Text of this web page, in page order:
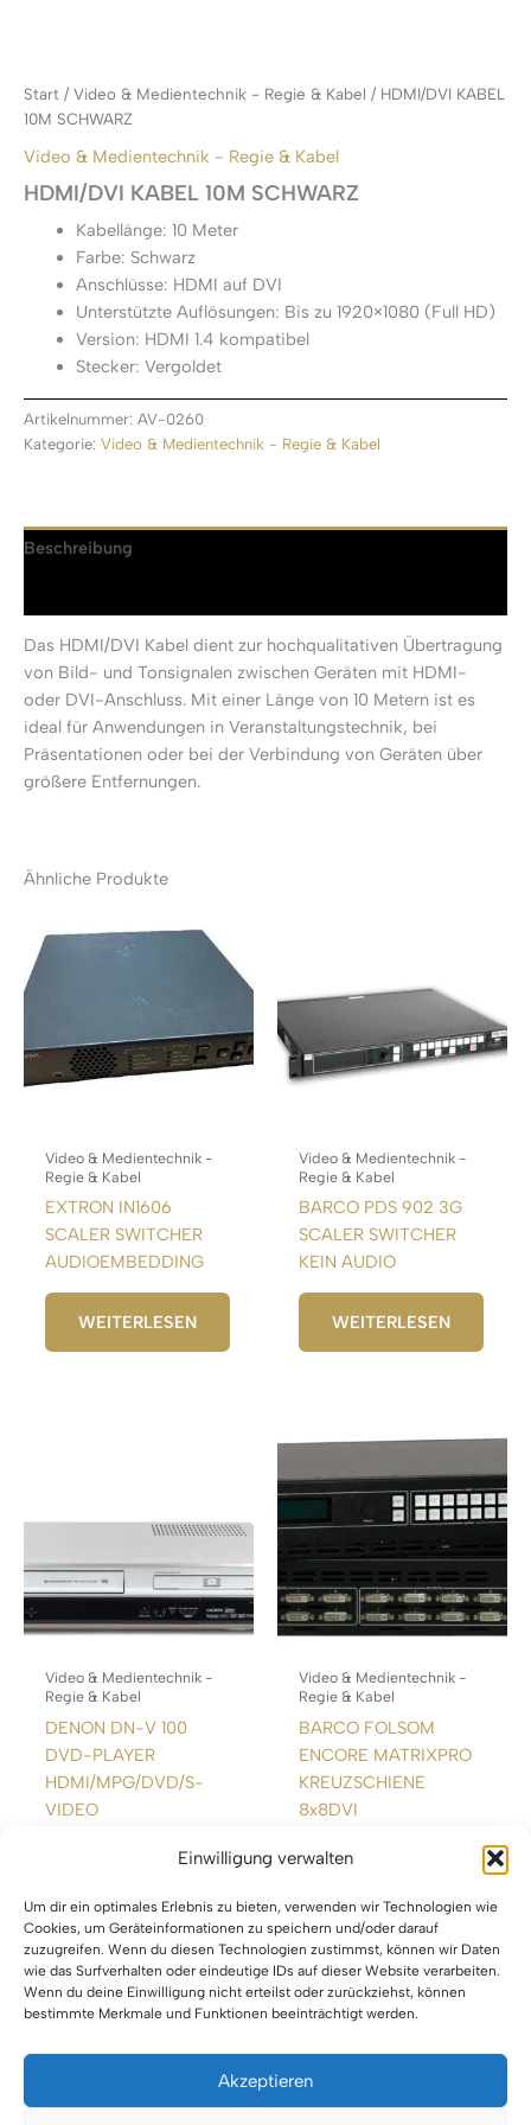
Einwilligung verwalten
Um dir ein optimales Erlebnis zu bieten, verwenden wir Technologien wie
Cookies, um Geräteinformationen zu speichern und/oder darauf
zuzugreifen. Wenn du diesen Technologien zustimmst, können wir Daten
wie das Surfverhalten oder eindeutige IDs auf dieser Website verarbeiten.
Wenn du deine Einwilligung nicht erteilst oder zurückziehst, können
bestimmte Merkmale und Funktionen beeinträchtigt werden.
Akzeptieren
Start / Video & Medientechnik - Regie & Kabel / HDMI/DVI KABEL
10M SCHWARZ
Video & Medientechnik - Regie & Kabel
HDMI/DVI KABEL 10M SCHWARZ
Kabellänge: 10 Meter
Farbe: Schwarz
Anschlüsse: HDMI auf DVI
Unterstützte Auflösungen: Bis zu 1920×1080 (Full HD)
Version: HDMI 1.4 kompatibel
Stecker: Vergoldet
Artikelnummer: AV-0260
Kategorie: Video & Medientechnik - Regie & Kabel
Beschreibung
Das HDMI/DVI Kabel dient zur hochqualitativen Übertragung
von Bild- und Tonsignalen zwischen Geräten mit HDMI-
oder DVI-Anschluss. Mit einer Länge von 10 Metern ist es
ideal für Anwendungen in Veranstaltungstechnik, bei
Präsentationen oder bei der Verbindung von Geräten über
größere Entfernungen.
Ähnliche Produkte
Video & Medientechnik -
Regie & Kabel
EXTRON IN1606
SCALER SWITCHER
AUDIOEMBEDDING
WEITERLESEN
Video & Medientechnik -
Regie & Kabel
BARCO PDS 902 3G
SCALER SWITCHER
KEIN AUDIO
WEITERLESEN
Video & Medientechnik -
Regie & Kabel
DENON DN-V 100
DVD-PLAYER
HDMI/MPG/DVD/S-
VIDEO
WEITERLESEN
Video & Medientechnik -
Regie & Kabel
BARCO FOLSOM
ENCORE MATRIXPRO
KREUZSCHIENE
8x8DVI
WEITERLESEN
Impressum